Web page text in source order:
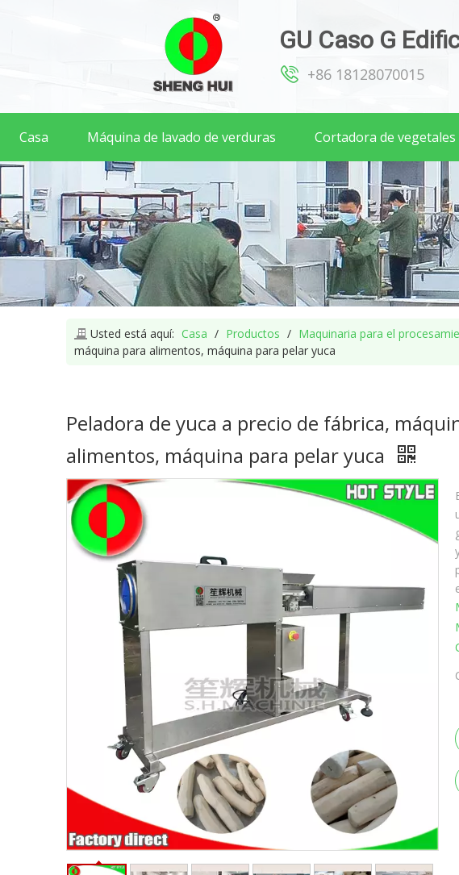
GU Caso G
+86 18128070015
Casa Máquina de lavado de verduras Cortadora de vegetales
Usted está aquí: Casa / Productos / Maquinaria para el
máquina para alimentos, máquina para pelar yuca
Peladora de yuca a precio de fábrica,
alimentos, máquina para pelar yuca